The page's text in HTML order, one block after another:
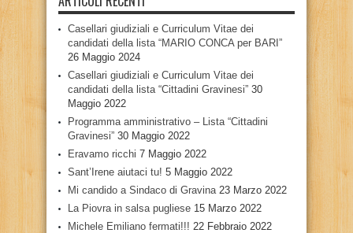
Casellari giudiziali e Curriculum Vitae dei
candidati della lista “MARIO CONCA per BARI”
26 Maggio 2024
Casellari giudiziali e Curriculum Vitae dei
candidati della lista “Cittadini Gravinesi” 30
Maggio 2022
Programma amministrativo – Lista “Cittadini
Gravinesi” 30 Maggio 2022
Eravamo ricchi 7 Maggio 2022
Sant’Irene aiutaci tu! 5 Maggio 2022
Mi candido a Sindaco di Gravina 23 Marzo 2022
La Piovra in salsa pugliese 15 Marzo 2022
Michele Emiliano fermati!!! 22 Febbraio 2022